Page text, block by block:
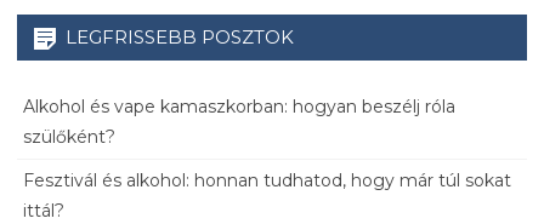
LEGFRISSEBB POSZTOK
Alkohol és vape kamaszkorban: hogyan beszélj róla
szülőként?
Fesztivál és alkohol: honnan tudhatod, hogy már túl sokat
ittál?